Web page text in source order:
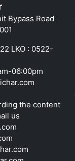
Bypass Road
LKO : 0522-
06:00pm
the content
us